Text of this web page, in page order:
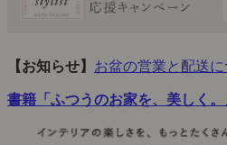
【お知らせ】 お盆の営業と配送に
書籍「ふつうのお家を、美しく。